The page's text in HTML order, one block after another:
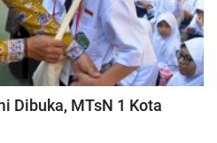
Dibuka, MTsN 1 Kota